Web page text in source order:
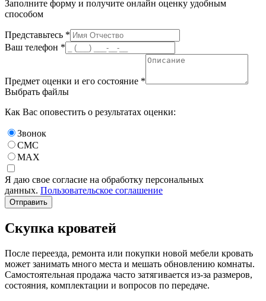
Заполните форму и получите онлайн оценку удобным
способом
Представьтесь *
Ваш телефон *
Предмет оценки и его состояние *
Выбрать файлы
Как Вас оповестить о результатах оценки:
Звонок
СМС
MAX
Я даю свое согласие на обработку персональных
данных. Пользовательское соглашение
Отправить
Скупка кроватей
После переезда, ремонта или покупки новой мебели кровать
может занимать много места и мешать обновлению комнаты.
Самостоятельная продажа часто затягивается из-за размеров,
состояния, комплектации и вопросов по передаче.